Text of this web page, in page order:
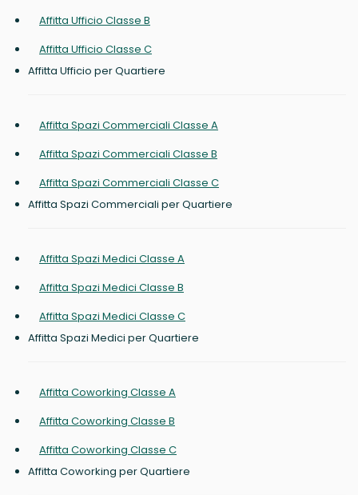
Affitta Ufficio Classe B
Affitta Ufficio Classe C
Affitta Ufficio per Quartiere
Affitta Spazi Commerciali Classe A
Affitta Spazi Commerciali Classe B
Affitta Spazi Commerciali Classe C
Affitta Spazi Commerciali per Quartiere
Affitta Spazi Medici Classe A
Affitta Spazi Medici Classe B
Affitta Spazi Medici Classe C
Affitta Spazi Medici per Quartiere
Affitta Coworking Classe A
Affitta Coworking Classe B
Affitta Coworking Classe C
Affitta Coworking per Quartiere